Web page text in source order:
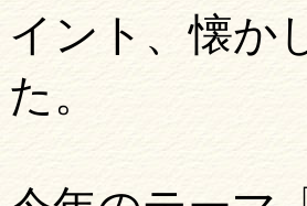
イント、懐か
た。